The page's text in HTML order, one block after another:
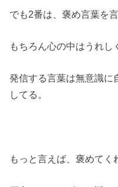
でも2番は、褒め言葉を
もちろん心の中はうれし
発信する言葉は無意識に
してる。
もっと言えば、褒めてく